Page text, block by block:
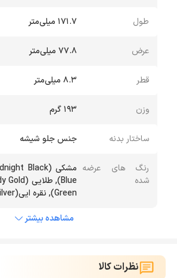
طول 171.7 میلی‌متر
عرض 77.8 میلی‌متر
قطر 8.3 میلی‌متر
وزن 193 گرم
ساختار بدنه جنس جلو شیشه
رنگ های عرضه
شده
Green), نقره ایی(Silver)
مشاهده بیشتر
نظرات کالا